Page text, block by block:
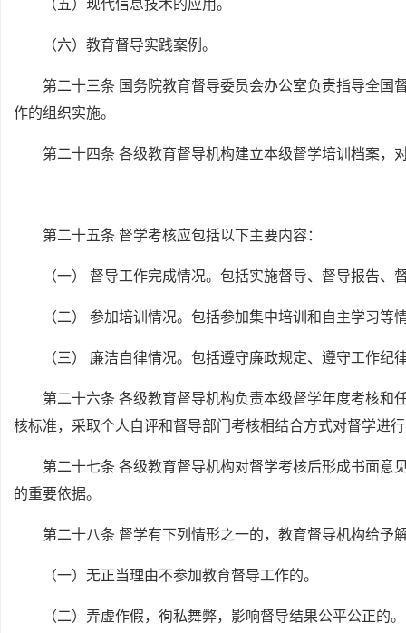
（五）现代信息技术的应用。
（六）教育督导实践案例。
第二十三条 国务院教育督导委员会办公室负责指导全国
作的组织实施。
第二十四条 各级教育督导机构建立本级督学培训档案，
第二十五条 督学考核应包括以下主要内容：
（一） 督导工作完成情况。包括实施督导、督导报告
（二） 参加培训情况。包括参加集中培训和自主学习等
（三） 廉洁自律情况。包括遵守廉政规定、遵守工作纪
第二十六条 各级教育督导机构负责本级督学年度考核和
核标准，采取个人自评和督导部门考核相结合方式对督学进
第二十七条 各级教育督导机构对督学考核后形成书面意
的重要依据。
第二十八条 督学有下列情形之一的，教育督导机构给予
（一）无正当理由不参加教育督导工作的。
（二）弄虚作假，徇私舞弊，影响督导结果公平公正的。